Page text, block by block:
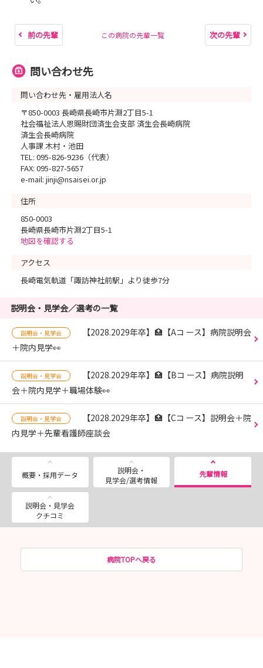
前の先輩 この病院の先輩一覧 次の先輩
問い合わせ先
問い合わせ先・雇用法人名
〒850-0003 長崎県長崎市片淵2丁目5-1
社会福祉法人恩賜財団済生会支部 済生会長崎病院
済生会長崎病院
人事課 木村・池田
TEL: 095-826-9236（代表）
FAX: 095-827-5657
e-mail: jinji@nsaisei.or.jp
住所
850-0003
長崎県長崎市片淵2丁目5-1
地図を確認する
アクセス
長崎電気軌道「諏訪神社前駅」より徒歩7分
説明会・見学会／選考の一覧
説明会・見学会
【2028.2029年卒】🏥【Aコ ース】病院説明会
＋院内見学👀
説明会・見学会
【2028.2029年卒】🏥【Bコ ース】病院説明
会＋院内見学＋職場体験👀
説明会・見学会
【2028.2029年卒】🏥【Cコ ース】説明会＋院
内見学＋先輩看護師座談会
概要・採用データ
説明会・
見学会/選考情報
先輩情報
説明会・見学会
クチコミ
病院TOPへ戻る